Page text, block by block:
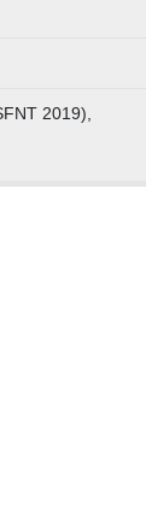
2019),